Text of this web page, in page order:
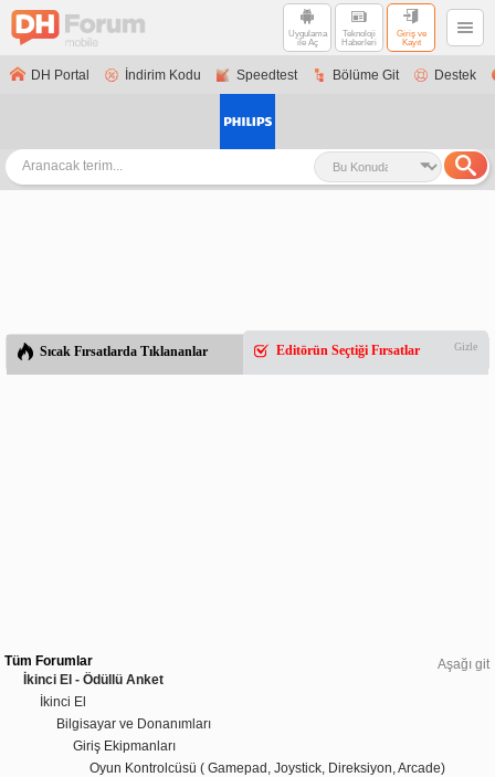
Uygulama
ile Aç
Teknoloji
Haberleri
Giriş ve
Kayıt
DH Portal İndirim Kodu Speedtest Bölüme Git Destek
Sıcak Fırsatlarda Tıklananlar Editörün Seçtiği Fırsatlar Gizle
Aşağı git
Tüm Forumlar
İkinci El - Ödüllü Anket
İkinci El
Bilgisayar ve Donanımları
Giriş Ekipmanları
Oyun Kontrolcüsü ( Gamepad, Joystick, Direksiyon, Arcade)